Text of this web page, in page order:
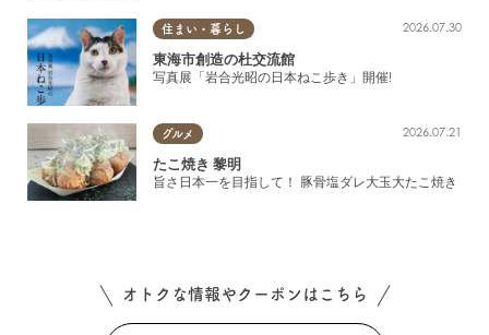
住まい・暮らし 2026.07.30
東海市創造の杜交流館
写真展「岩合光昭の日本ねこ歩き」開催!
グルメ 2026.07.21
たこ焼き 黎明
旨さ日本一を目指して！ 豚骨塩ダレ大玉大たこ焼き
オトクな情報やクーポンはこちら